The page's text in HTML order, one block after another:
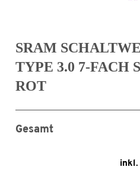
SRAM
TYPE 3.0 7-FACH
ROT
Gesamt
inkl.